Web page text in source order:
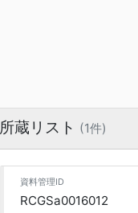
所蔵リスト (1件)
資料管理ID
RCGSa0016012